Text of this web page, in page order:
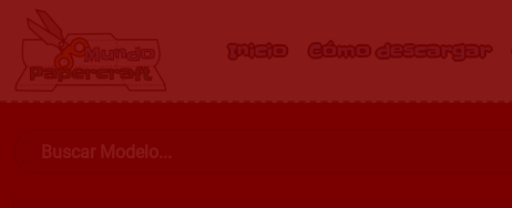
Inicio Cómo descargar